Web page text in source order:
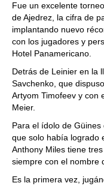
Fue un excelente
de Ajedrez, la cifra de
implantando nuevo
con los jugadores y
Hotel Panamericano.
Detrás de Leinier en la
Savchenko, que
Artyom Timofeev y con
Meier.
Para el ídolo de
que solo había logrado
Anthony Miles tiene
siempre con el nombre
Es la primera vez,